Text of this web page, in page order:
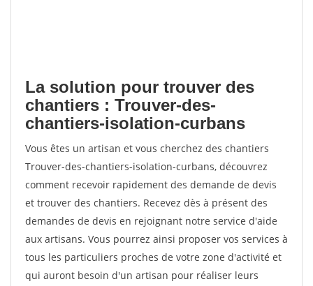
La solution pour trouver des
chantiers : Trouver-des-
chantiers-isolation-curbans
Vous êtes un artisan et vous cherchez des chantiers
Trouver-des-chantiers-isolation-curbans, découvrez
comment recevoir rapidement des demande de devis
et trouver des chantiers. Recevez dès à présent des
demandes de devis en rejoignant notre service d'aide
aux artisans. Vous pourrez ainsi proposer vos services à
tous les particuliers proches de votre zone d'activité et
qui auront besoin d'un artisan pour réaliser leurs